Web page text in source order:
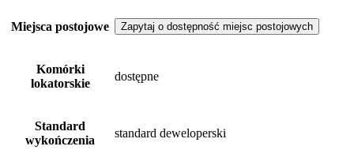
Miejsca postojowe Zapytaj o dostępność miejsc postojowych
Komórki
lokatorskie
dostępne
Standard
wykończenia
standard deweloperski